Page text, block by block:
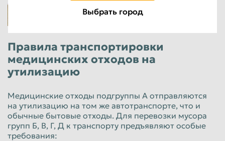
Правила транспортировки
медицинских отходов на
утилизацию
Медицинские отходы подгруппы А отправляются
на утилизацию на том же автотранспорте, что и
обычные бытовые отходы. Для перевозки мусора
групп Б, В, Г, Д к транспорту предъявляют особые
требования:
Выбрать город